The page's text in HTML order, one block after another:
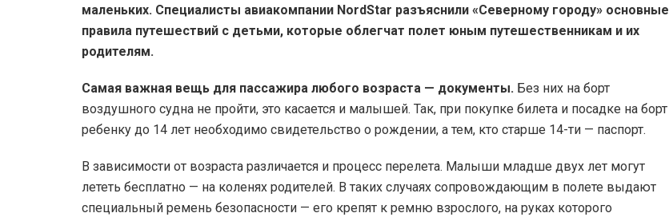
маленьких. Специалисты авиакомпании NordStar разъяснили «Северному городу» основные
правила путешествий с детьми, которые облегчат полет юным путешественникам и их
родителям.
Самая важная вещь для пассажира любого возраста — документы. Без них на борт
воздушного судна не пройти, это касается и малышей. Так, при покупке билета и посадке на борт
ребенку до 14 лет необходимо свидетельство о рождении, а тем, кто старше 14-ти — паспорт.
В зависимости от возраста различается и процесс перелета. Малыши младше двух лет могут
лететь бесплатно — на коленях родителей. В таких случаях сопровождающим в полете выдают
специальный ремень безопасности — его крепят к ремню взрослого, на руках которого